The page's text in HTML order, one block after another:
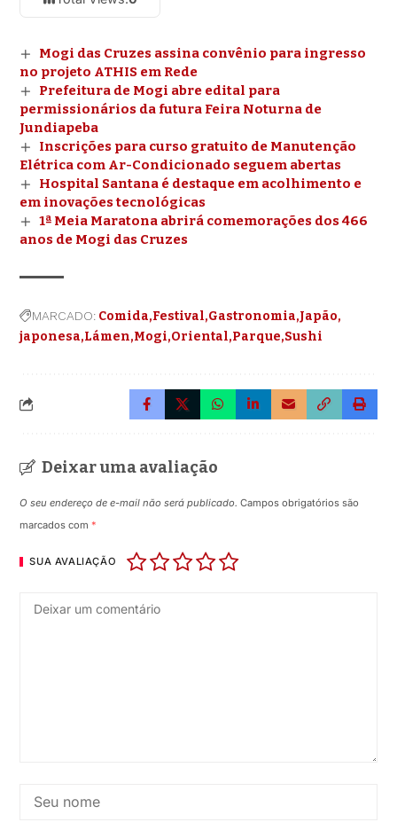
Mogi das Cruzes assina convênio para ingresso
no projeto ATHIS em Rede
Prefeitura de Mogi abre edital para
permissionários da futura Feira Noturna de
Jundiapeba
Inscrições para curso gratuito de Manutenção
Elétrica com Ar-Condicionado seguem abertas
Hospital Santana é destaque em acolhimento e
em inovações tecnológicas
1ª Meia Maratona abrirá comemorações dos 466
anos de Mogi das Cruzes
MARCADO: Comida Festival Gastronomia Japão
japonesa Lámen Mogi Oriental Parque Sushi
Deixar uma avaliação
O seu endereço de e-mail não será publicado. Campos obrigatórios são
marcados com*
SUA AVALIAÇÃO